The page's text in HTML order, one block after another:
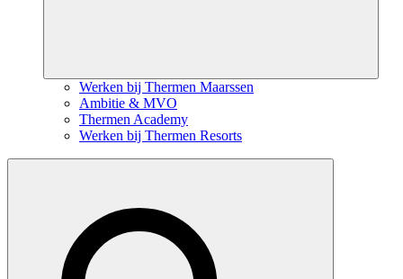
Werken bij Thermen Maarssen
Ambitie & MVO
Thermen Academy
Werken bij Thermen Resorts